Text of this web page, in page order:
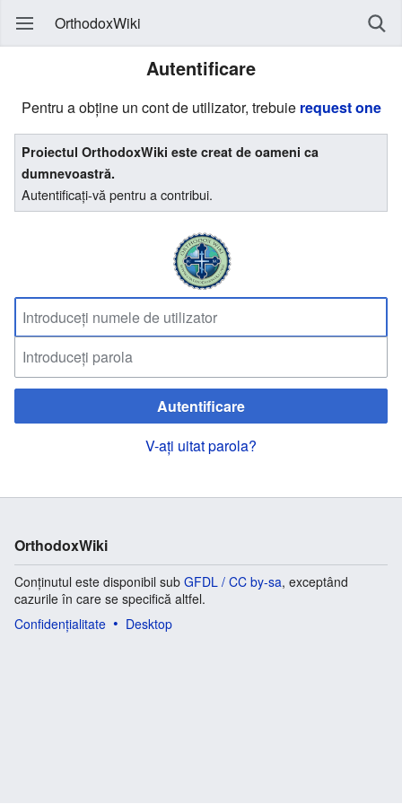
OrthodoxWiki
Autentificare
Pentru a obține un cont de utilizator, trebuie request one
Proiectul OrthodoxWiki este creat de oameni ca
dumnevoastră.
Autentificați-vă pentru a contribui.
Autentificare
V-ați uitat parola?
OrthodoxWiki
Conținutul este disponibil sub GFDL / CC by-sa, exceptând
cazurile în care se specifică altfel.
Confidențialitate
Desktop